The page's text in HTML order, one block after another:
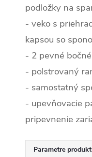
podložky na
- veko s
kapsou so
- 2 pevné
- polstrovaný
- samostatný
- upevňovacie
pripevnenie
Parametre